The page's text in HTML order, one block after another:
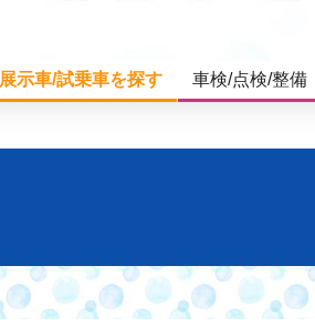
展示車/試乗車を探す 車検/点検/整備